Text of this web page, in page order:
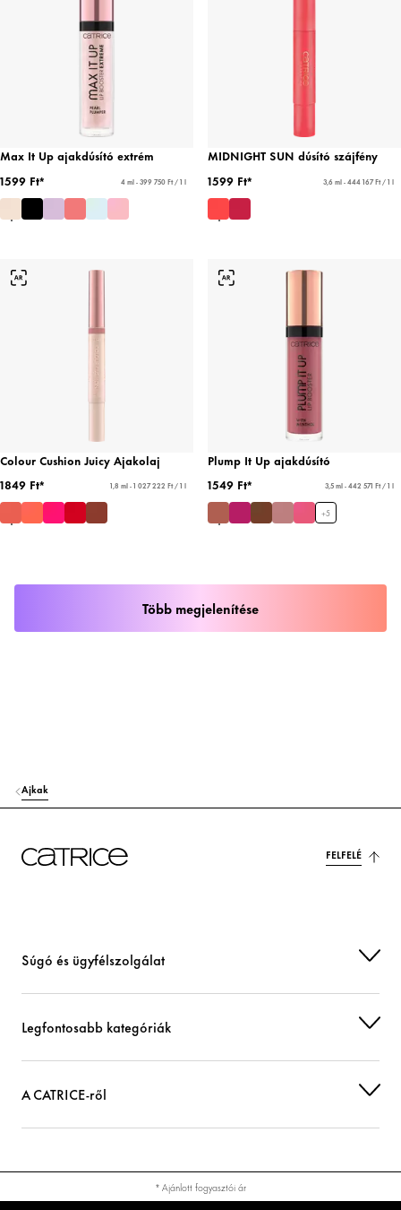
Max It Up ajakdúsító extrém
1599 Ft*
4 ml - 399 750 Ft / 1 l
MIDNIGHT SUN dúsító szájfény
1599 Ft*
3,6 ml - 444 167 Ft / 1 l
Colour Cushion Juicy Ajakolaj
1849 Ft*
1,8 ml - 1 027 222 Ft / 1 l
Plump It Up ajakdúsító
1549 Ft*
3,5 ml - 442 571 Ft / 1 l
+5
Több megjelenítése
Ajkak
FELFELÉ
Súgó és ügyfélszolgálat
Legfontosabb kategóriák
A CATRICE-ről
* Ajánlott fogyasztói ár